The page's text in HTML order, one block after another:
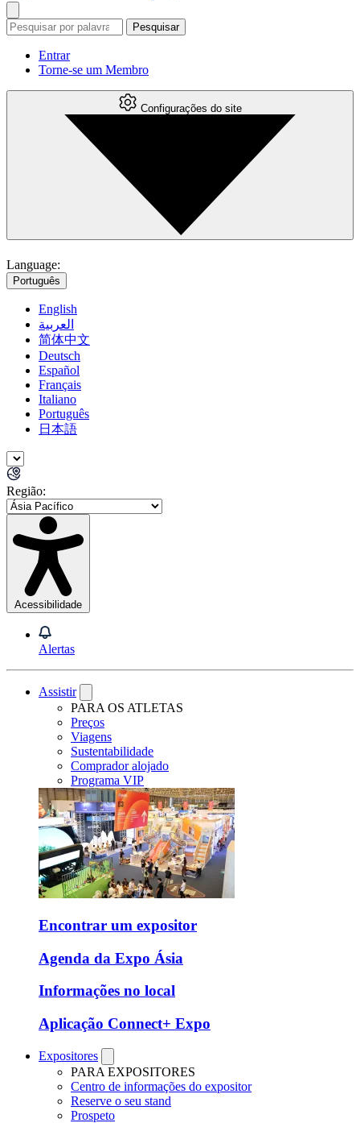
Pesquisar
Entrar
Torne-se um Membro
Configurações do site
Language:
Português
English
العربية
简体中文
Deutsch
Español
Français
Italiano
Português
日本語
Região:
Acessibilidade
Alertas
Assistir
PARA OS ATLETAS
Preços
Viagens
Sustentabilidade
Comprador alojado
Programa VIP
Encontrar um expositor
Agenda da Expo Ásia
Informações no local
Aplicação Connect+ Expo
Expositores
PARA EXPOSITORES
Centro de informações do expositor
Reserve o seu stand
Prospeto